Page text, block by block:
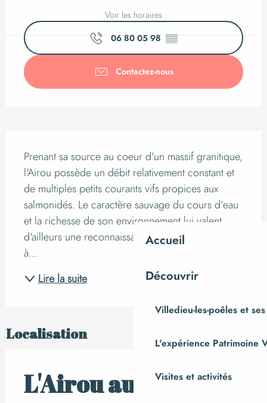
Accueil
Découvrir
Villedieu-les-poêles et
L'expérience Patrimoine
Visites et activités
Voir les horaires
06 80 05 98 ▒▒
Contactez-nous
Description
Prenant sa source au coeur d'un massif granitique,
l'Airou possède un débit relativement constant et
de multiples petits courants vifs propices aux
salmonidés. Le caractère sauvage du cours d'eau
et la richesse de son environnement lui valent
d'ailleurs une reconnaissance de son patrimoine
à...
Lire la suite
Localisation
L'Airou au Tanu